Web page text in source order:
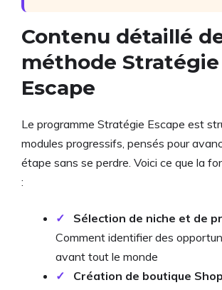
Contenu détaillé
méthode Stratégie
Escape
Le programme Stratégie Escape est
modules progressifs, pensés pour
étape sans se perdre. Voici ce que la
:
✓ Sélection de niche et de
Comment identifier des
avant tout le monde
✓
Création de boutique